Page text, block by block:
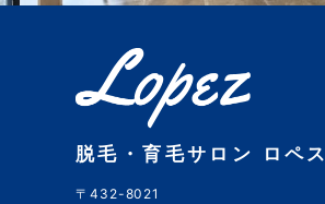
脱毛・育毛サロン ロペス
〒432-8021